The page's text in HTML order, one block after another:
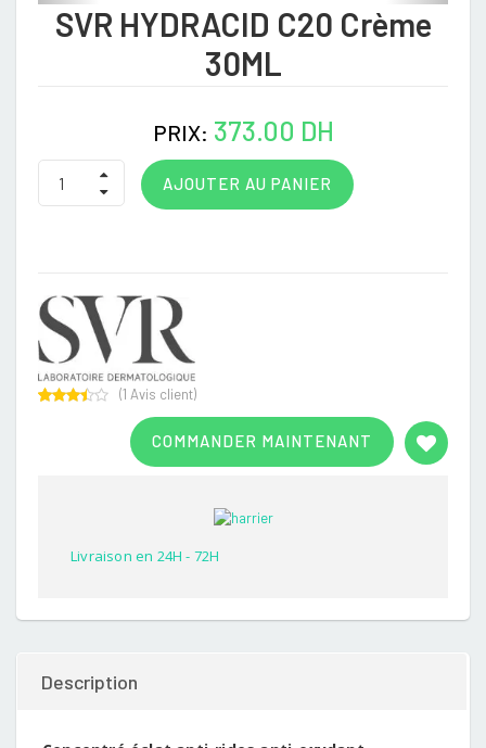
SVR HYDRACID C20 Crème
30ML
PRIX: 373.00 DH
AJOUTER AU PANIER
COMMANDER MAINTENANT
(1 Avis client)
Livraison en 24H - 72H
Description